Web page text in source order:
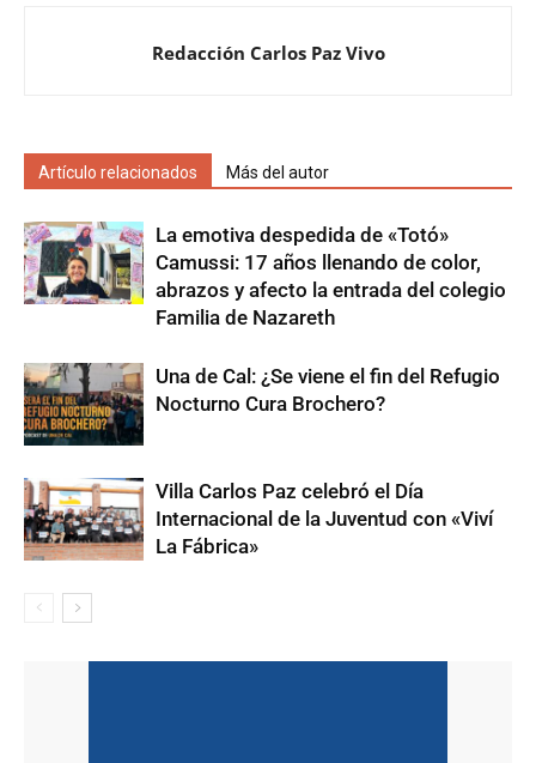
Redacción Carlos Paz Vivo
Artículo relacionados Más del autor
La emotiva despedida de «Totó»
Camussi: 17 años llenando de color,
abrazos y afecto la entrada del colegio
Familia de Nazareth
Una de Cal: ¿Se viene el fin del Refugio
Nocturno Cura Brochero?
Villa Carlos Paz celebró el Día
Internacional de la Juventud con «Viví
La Fábrica»